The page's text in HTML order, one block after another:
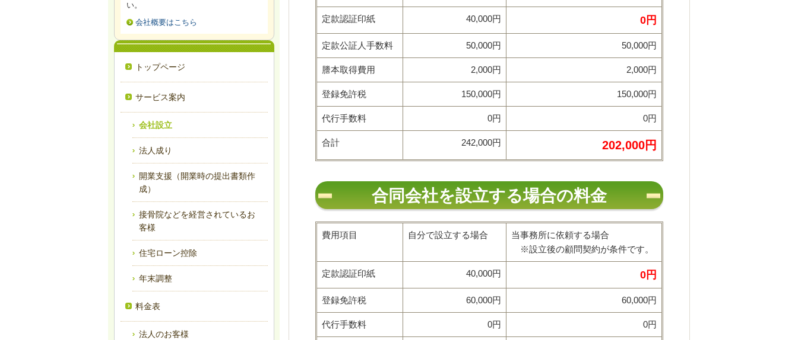
定款認証印紙 40,000円 0円
定款公証人手数料 50,000円 50,000円
謄本取得費用 2,000円 2,000円
登録免許税 150,000円 150,000円
代行手数料 0円 0円
合計 242,000円 202,000円
合同会社を設立する場合の料金
費用項目 自分で設立する場合
当事務所に依頼する場合
※設立後の顧問契約が条件です。
定款認証印紙 40,000円 0円
登録免許税 60,000円 60,000円
代行手数料 0円 0円
い。
会社概要はこちら
トップページ
サービス案内
会社設立
法人成り
開業支援（開業時の提出書類作
成）
接骨院などを経営されているお
客様
住宅ローン控除
年末調整
料金表
法人のお客様